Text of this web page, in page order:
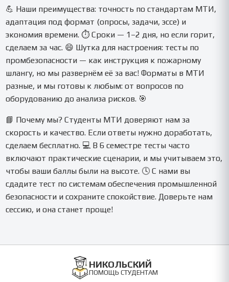
💪 Наши преимущества: точность по стандартам МТИ,
адаптация под формат (опросы, задачи, эссе) и
экономия времени. ⏱ Сроки — 1–2 дня, но если горит,
сделаем за час. 😄 Шутка для настроения: тесты по
промбезопасности — как инструкция к пожарному
шлангу, но мы развернём её за вас! Форматы в МТИ
разные, и мы готовы к любым: от вопросов по
оборудованию до анализа рисков. 🎯
📘 Почему мы? Студенты МТИ доверяют нам за
скорость и качество. Если ответы нужно доработать,
сделаем бесплатно. 💻 В 6 семестре тесты часто
включают практические сценарии, и мы учитываем это,
чтобы ваши баллы были на высоте. 🕓 С нами вы
сдадите тест по системам обеспечения промышленной
безопасности и сохраните спокойствие. Доверьте нам
сессию, и она станет проще!
НИКОЛЬСКИЙ
ПОМОЩЬ СТУДЕНТАМ